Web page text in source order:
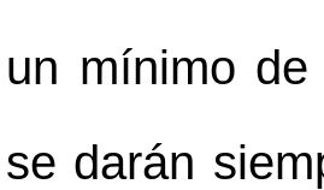
un mínimo
se darán